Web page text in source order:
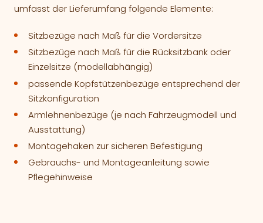
umfasst der Lieferumfang folgende Elemente:
Sitzbezüge nach Maß für die Vordersitze
Sitzbezüge nach Maß für die Rücksitzbank oder
Einzelsitze (modellabhängig)
passende Kopfstützenbezüge entsprechend der
Sitzkonfiguration
Armlehnenbezüge (je nach Fahrzeugmodell und
Ausstattung)
Montagehaken zur sicheren Befestigung
Gebrauchs- und Montageanleitung sowie
Pflegehinweise